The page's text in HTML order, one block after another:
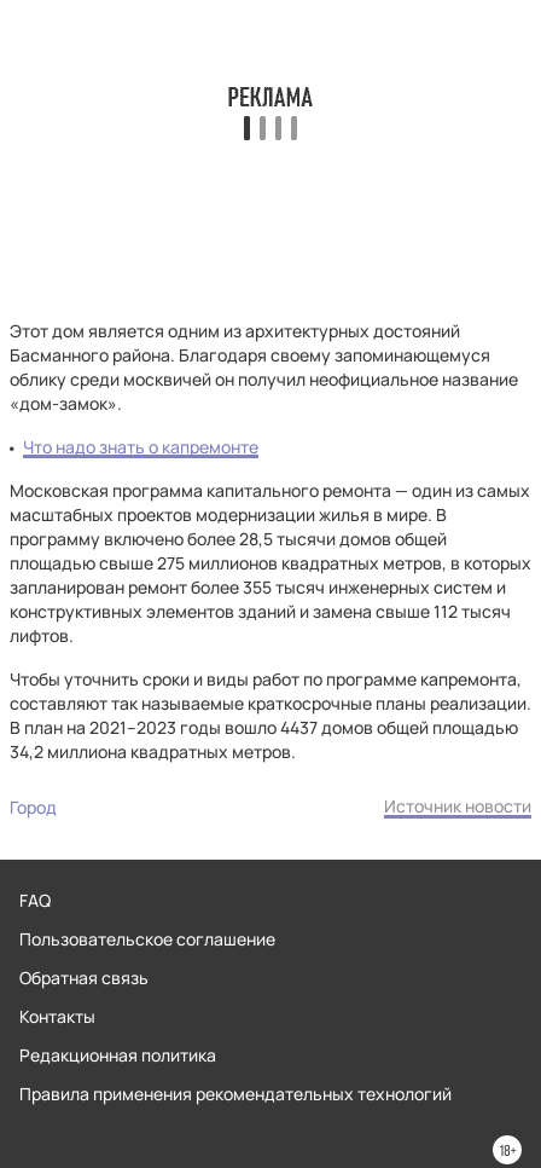
Этот дом является одним из архитектурных достояний
Басманного района. Благодаря своему запоминающемуся
облику среди москвичей он получил неофициальное название
«дом-замок».
Что надо знать о капремонте
Московская программа капитального ремонта — один из самых
масштабных проектов модернизации жилья в мире. В
программу включено более 28,5 тысячи домов общей
площадью свыше 275 миллионов квадратных метров, в которых
запланирован ремонт более 355 тысяч инженерных систем и
конструктивных элементов зданий и замена свыше 112 тысяч
лифтов.
Чтобы уточнить сроки и виды работ по программе капремонта,
составляют так называемые краткосрочные планы реализации.
В план на 2021–2023 годы вошло 4437 домов общей площадью
34,2 миллиона квадратных метров.
Город Источник новости
FAQ
Пользовательское соглашение
Обратная связь
Контакты
Редакционная политика
Правила применения рекомендательных технологий